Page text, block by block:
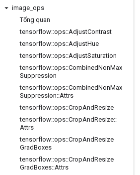
image ops
Tổng quan
tensorflow::ops::AdjustContrast
tensorflow::ops::AdjustHue
tensorflow::ops::AdjustSaturation
tensorflow::ops::CombinedNonMax
Suppression
tensorflow::ops::CombinedNonMax
Suppression::Attrs
tensorflow::ops::CropAndResize
tensorflow::ops::CropAndResize::
Attrs
tensorflow::ops::CropAndResize
GradBoxes
tensorflow::ops::CropAndResize
GradBoxes::Attrs